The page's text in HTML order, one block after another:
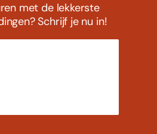
met de lekkerste
Schrijf je nu in!